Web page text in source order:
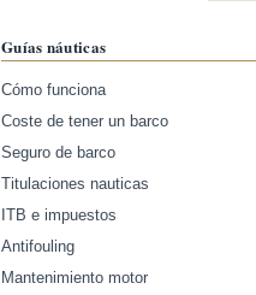
Guías náuticas
Cómo funciona
Coste de tener un barco
Seguro de barco
Titulaciones nauticas
ITB e impuestos
Antifouling
Mantenimiento motor